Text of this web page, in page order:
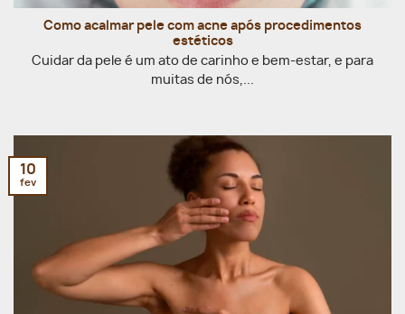
Como acalmar pele com acne após procedimentos
estéticos
Cuidar da pele é um ato de carinho e bem-estar, e para
muitas de nós,...
10
fev